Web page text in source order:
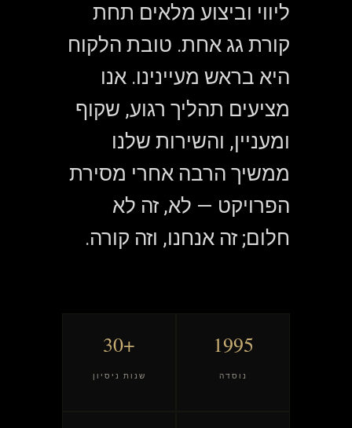
ליווי וביצוע מלאים תחת
קורת גג אחת. טובת הלקוח
היא בראש מעיינינו. אנו
מציעים תהליך רגוע, שקוף
ומעניין, והשירות שלנו
ממשיך הרבה אחרי מסירת
הפרויקט — לא, זה לא
חלום; זה אנחנו, וזה קורה.
1995
נוסדה
+30
שנות ניסיון